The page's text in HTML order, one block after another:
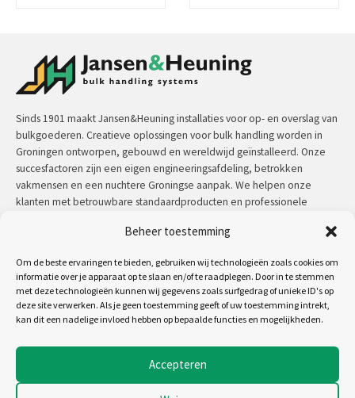
Beheer toestemming
Om de beste ervaringen te bieden, gebruiken wij technologieën zoals cookies om
informatie over je apparaat op te slaan en/of te raadplegen. Door in te stemmen
met deze technologieën kunnen wij gegevens zoals surfgedrag of unieke ID's op
deze site verwerken. Als je geen toestemming geeft of uw toestemming intrekt,
kan dit een nadelige invloed hebben op bepaalde functies en mogelijkheden.
Accepteren
Sinds 1901 maakt Jansen&Heuning installaties voor op- en overslag van
bulkgoederen. Creatieve oplossingen voor bulk handling worden in
Groningen ontworpen, gebouwd en wereldwijd geïnstalleerd. Onze
succesfactoren zijn een eigen engineeringsafdeling, betrokken
vakmensen en een nuchtere Groningse aanpak. We helpen onze
klanten met betrouwbare standaardproducten en professionele
lees meer
Volg ons op: